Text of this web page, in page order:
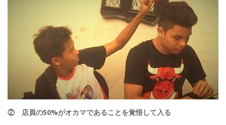
② 店員の50%がオカマであることを覚悟して入る